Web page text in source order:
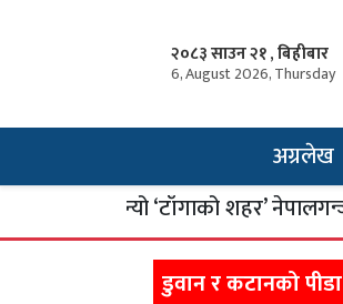
२०८३ साउन २१ , बिहीबार
6, August 2026, Thursday
अग्रलेख
बन्यो ‘टाँगाको शहर’ नेपालगन्ज
डुवान र कटानको पीडा